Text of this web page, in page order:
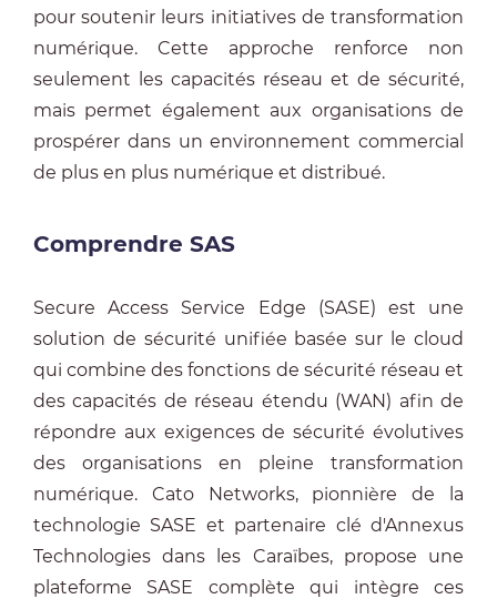
pour soutenir leurs initiatives de transformation
numérique. Cette approche renforce non
seulement les capacités réseau et de sécurité,
mais permet également aux organisations de
prospérer dans un environnement commercial
de plus en plus numérique et distribué.
Comprendre SAS
Secure Access Service Edge (SASE) est une
solution de sécurité unifiée basée sur le cloud
qui combine des fonctions de sécurité réseau et
des capacités de réseau étendu (WAN) afin de
répondre aux exigences de sécurité évolutives
des organisations en pleine transformation
numérique. Cato Networks, pionnière de la
technologie SASE et partenaire clé d'Annexus
Technologies dans les Caraïbes, propose une
plateforme SASE complète qui intègre ces